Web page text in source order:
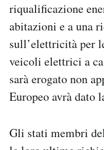
riqualificazione
abitazioni e a una
sull’elettricità per
veicoli elettrici a
sarà erogato non
Europeo avrà dato
Gli stati membri